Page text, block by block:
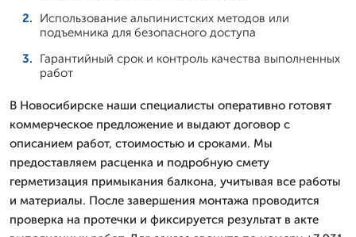
Использование альпинистских методов или
подъемника для безопасного доступа
Гарантийный срок и контроль качества выполненных
работ
В Новосибирске наши специалисты оперативно готовят
коммерческое предложение и выдают договор с
описанием работ, стоимостью и сроками. Мы
предоставляем расценка и подробную смету
герметизация примыкания балкона, учитывая все работы
и материалы. После завершения монтажа проводится
проверка на протечки и фиксируется результат в акте